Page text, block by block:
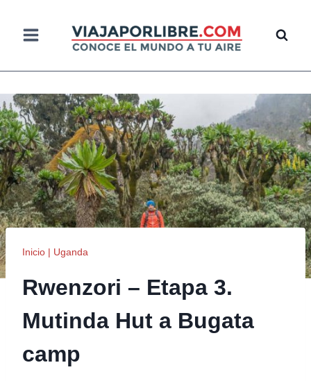
contenido
Inicio | Uganda
Rwenzori – Etapa 3.
Mutinda Hut a Bugata
camp